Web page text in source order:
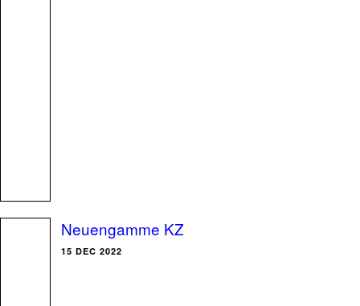
Neuengamme KZ
15 DEC 2022